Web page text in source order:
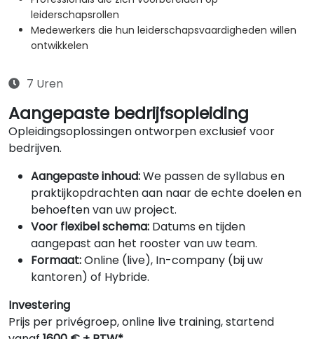
leiderschapsrollen
Medewerkers die hun leiderschapsvaardigheden willen
ontwikkelen
7 Uren
Aangepaste bedrijfsopleiding
Opleidingsoplossingen ontworpen exclusief voor
bedrijven.
Aangepaste inhoud:We passen de syllabus en
praktijkopdrachten aan naar de echte doelen en
behoeften van uw project.
Voor flexibel schema: Datums en tijden
aangepast aan het rooster van uw team.
Formaat:Online (live), In-company (bij uw
kantoren) of Hybride.
Investering
Prijs per privégroep, online live training, startend